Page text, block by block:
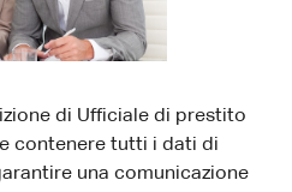
di Ufficiale di prestito
contenere tutti i dati di
una comunicazione